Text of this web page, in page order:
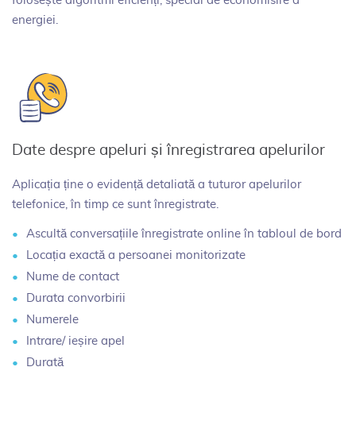
energiei.
Date despre apeluri și înregistrarea apelurilor
Aplicația ține o evidență detaliată a tuturor apelurilor
telefonice, în timp ce sunt înregistrate.
Ascultă conversațiile înregistrate online în tabloul de bord
Locația exactă a persoanei monitorizate
Nume de contact
Durata convorbirii
Numerele
Intrare/ ieșire apel
Durată